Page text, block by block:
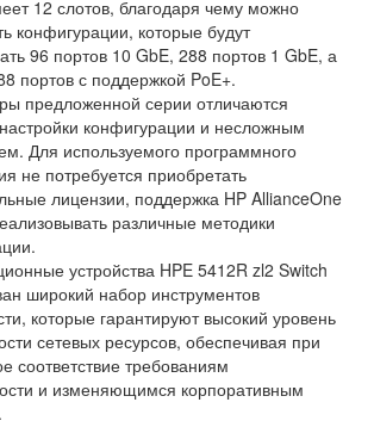
12 слотов, благодаря чему можно
конфигурации, которые будут
96 портов 10 GbE, 288 портов 1 GbE, а
портов с поддержкой PoE+.
предложенной серии отличаются
конфигурации и несложным
Для используемого программного
не потребуется приобретать
лицензии, поддержка HP AllianceOne
различные методики
устройства HPE 5412R zl2 Switch
широкий набор инструментов
которые гарантируют высокий уровень
сетевых ресурсов, обеспечивая при
соответствие требованиям
и изменяющимся корпоративным